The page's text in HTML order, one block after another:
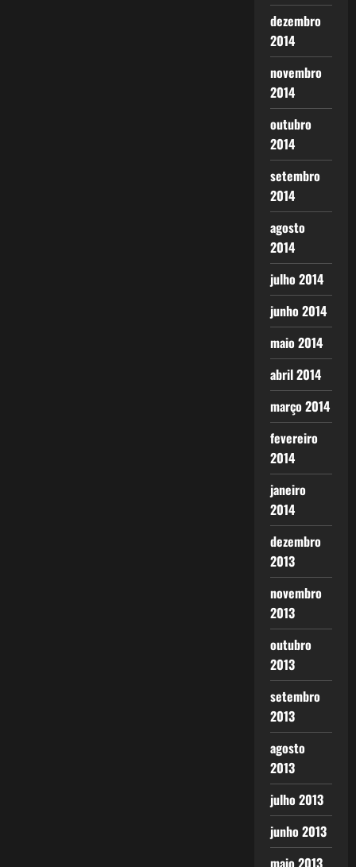
dezembro
2014
novembro
2014
outubro
2014
setembro
2014
agosto
2014
julho 2014
junho 2014
maio 2014
abril 2014
março 2014
fevereiro
2014
janeiro
2014
dezembro
2013
novembro
2013
outubro
2013
setembro
2013
agosto
2013
julho 2013
junho 2013
maio 2013